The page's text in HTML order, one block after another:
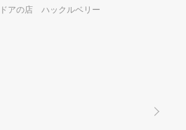
アの店 ハックルベリー